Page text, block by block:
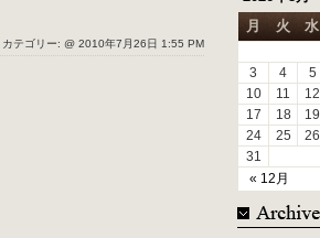
カテゴリー: @ 2010年7月26日 1:55 PM
月
火 水
« 12月
3
4 5
10
11 12
17
18 19
24
25 26
31